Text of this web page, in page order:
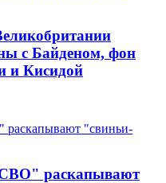
с Байденом, фон
и Кисидой
СВО" раскапывают